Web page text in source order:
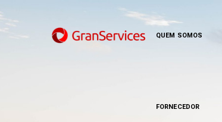
to
content
QUEM SOMOS
FORNECEDOR